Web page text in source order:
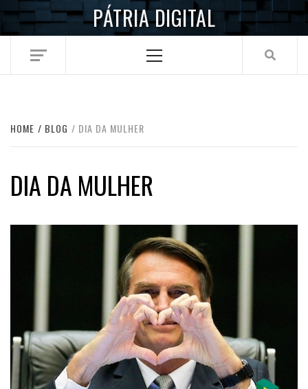
Skip
PÁTRIA DIGITAL
Menu
HOME BLOG DIA DA MULHER
DIA DA MULHER